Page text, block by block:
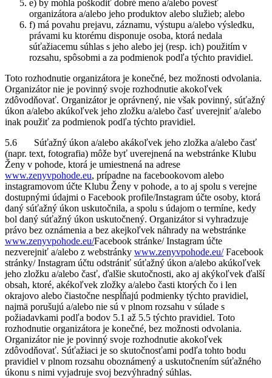
e) by mohla poškodiť dobré meno a/alebo povesť
organizátora a/alebo jeho produktov alebo služieb; alebo
f) má povahu prejavu, záznamu, výstupu a/alebo výsledku,
právami ku ktorému disponuje osoba, ktorá nedala
súťažiacemu súhlas s jeho alebo jej (resp. ich) použitím v
rozsahu, spôsobmi a za podmienok podľa týchto pravidiel.
Toto rozhodnutie organizátora je konečné, bez možnosti odvolania.
Organizátor nie je povinný svoje rozhodnutie akokoľvek
zdôvodňovať. Organizátor je oprávnený, nie však povinný, súťažný
úkon a/alebo akúkoľvek jeho zložku a/alebo časť uverejniť a/alebo
inak použiť za podmienok podľa týchto pravidiel.
5.6 Súťažný úkon a/alebo akákoľvek jeho zložka a/alebo časť
(napr. text, fotografia) môže byť uverejnená na webstránke Klubu
Ženy v pohode, ktorá je umiestnená na adrese
www.zenyvpohode.eu, prípadne na facebookovom alebo
instagramovom účte Klubu Ženy v pohode, a to aj spolu s verejne
dostupnými údajmi o Facebook profile/Instagram účte osoby, ktorá
daný súťažný úkon uskutočnila, a spolu s údajom o termíne, kedy
bol daný súťažný úkon uskutočnený. Organizátor si vyhradzuje
právo bez oznámenia a bez akejkoľvek náhrady na webstránke
www.zenyvpohode.eu/Facebook stránke/ Instagram účte
nezverejniť a/alebo z webstránky www.zenyvpohode.eu/Facebook
stránky/ Instagram účtu odstrániť súťažný úkon a/alebo akúkoľvek
jeho zložku a/alebo časť, ďalšie skutočnosti, ako aj akýkoľvek ďalší
obsah, ktoré, akékoľvek zložky a/alebo časti ktorých čo i len
okrajovo alebo čiastočne nespĺňajú podmienky týchto pravidiel,
najmä porušujú a/alebo nie sú v plnom rozsahu v súlade s
požiadavkami podľa bodov 5.1 až 5.5 týchto pravidiel. Toto
rozhodnutie organizátora je konečné, bez možnosti odvolania.
Organizátor nie je povinný svoje rozhodnutie akokoľvek
zdôvodňovať. Súťažiaci je so skutočnosťami podľa tohto bodu
pravidiel v plnom rozsahu oboznámený a uskutočnením súťažného
úkonu s nimi vyjadruje svoj bezvýhradný súhlas.